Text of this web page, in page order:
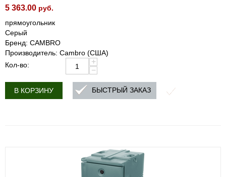
5 363.00 руб.
прямоугольник
Серый
Бренд: CAMBRO
Производитель: Cambro (США)
Кол-во:
+
−
В КОРЗИНУ БЫСТРЫЙ ЗАКАЗ